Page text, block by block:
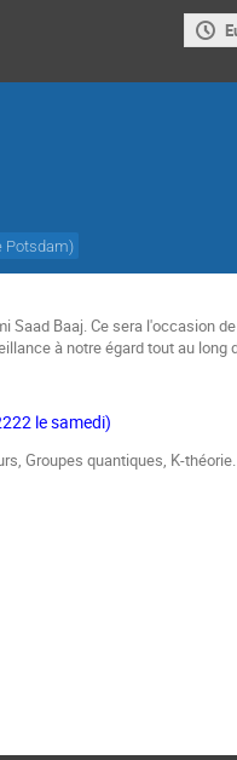
Potsdam)
Saad Baaj. Ce sera l'occasion
à notre égard tout au long
le samedi)
Groupes quantiques, K-théorie.